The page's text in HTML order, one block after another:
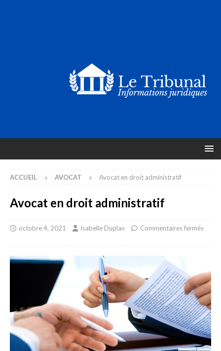
ACCUEIL AVOCAT Avocat en droit administratif
Avocat en droit administratif
octobre 4, 2021 Isabelle Duplan Commentaires fermés